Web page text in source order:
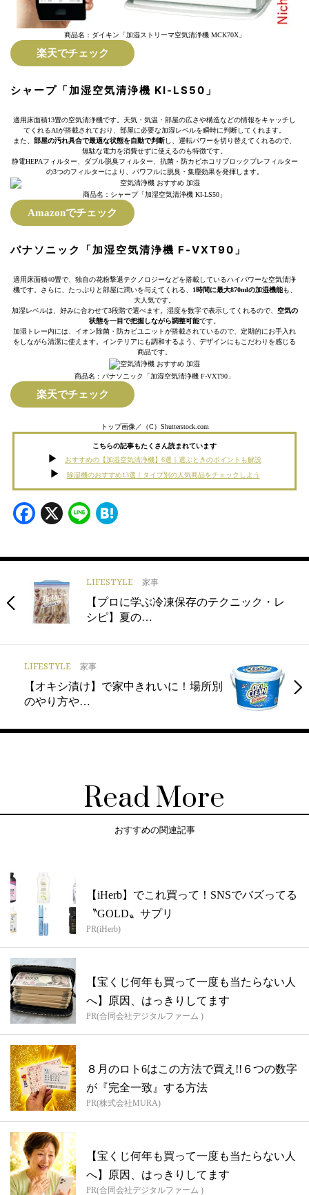
商品名：ダイキン「加湿ストリーマ空気清浄機 MCK70X」
楽天でチェック
シャープ「加湿空気清浄機 KI-LS50」
適用床面積13畳の空気清浄機です。天気・気温・部屋の広さや構造などの情報をキャッチし
てくれるAIが搭載されており、部屋に必要な加湿レベルを瞬時に判断してくれます。
また、 部屋の汚れ具合で最適な状態を自動で判断 し、運転パワーを切り替えてくれるので、
無駄な電力を消費せずに使えるのも特徴です。
静電HEPAフィルター、ダブル脱臭フィルター、抗菌・防カビホコリブロックプレフィルター
の3つのフィルターにより、パワフルに脱臭・集塵効果を発揮します。
商品名：シャープ「加湿空気清浄機 KI-LS50」
Amazonでチェック
パナソニック「加湿空気清浄機 F-VXT90」
適用床面積40畳で、独自の花粉撃退テクノロジーなどを搭載しているハイパワーな空気清浄
機です。さらに、たっぷりと部屋に潤いを与えてくれる、
1時間に最大870mlの加湿機能も、
大人気です。
加湿レベルは、好みに合わせて3段階で選べます。湿度を数字で表示してくれるので、 空気の
状態を一目で把握しながら調整可能です。
加湿トレー内には、イオン除菌・防カビユニットが搭載されているので、定期的にお手入れ
をしながら清潔に使えます。インテリアにも調和するよう、デザインにもこだわりを感じる
商品です。
商品名：パナソニック「加湿空気清浄機 F-VXT90」
楽天でチェック
トップ画像／（C）Shutterstock.com
こちらの記事もたくさん読まれています
おすすめの【加湿空気清浄機】6選｜選ぶときのポイントも解説
除湿機のおすすめ13選｜タイプ別の人気商品をチェックしよう
Facebook
X Line
LIFESTYLE 家事
【プロに学ぶ冷凍保存のテクニック・レ
シピ】夏の…
LIFESTYLE 家事
【オキシ漬け】で家中きれいに！場所別
のやり方や…
Read More
おすすめの関連記事
【iHerb】でこれ買って！SNSでバズってる
〝GOLD〟サプリ
PR(iHerb)
【宝くじ何年も買って一度も当たらない人
へ】原因、はっきりしてます
PR(合同会社デジタルファーム )
８月のロト6はこの方法で買え!!６つの数字
が『完全一致』する方法
PR(株式会社MURA)
【宝くじ何年も買って一度も当たらない人
へ】原因、はっきりしてます
PR(合同会社デジタルファーム )